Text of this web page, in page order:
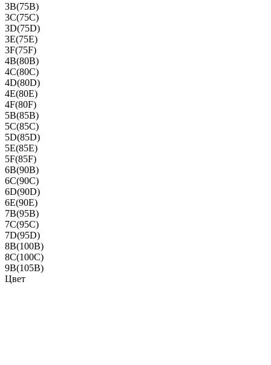
3B(75B)
3C(75C)
3D(75D)
3E(75E)
3F(75F)
4B(80B)
4C(80C)
4D(80D)
4E(80E)
4F(80F)
5B(85B)
5C(85C)
5D(85D)
5E(85E)
5F(85F)
6B(90B)
6C(90C)
6D(90D)
6E(90E)
7B(95B)
7C(95C)
7D(95D)
8B(100B)
8C(100C)
9B(105B)
Цвет